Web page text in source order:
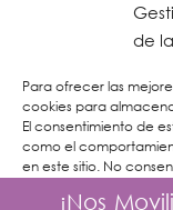
de
Para ofrecer las
cookies para
El consentimiento de
como el
en este sitio. No
#EnColectiva
parte del
refugiadas,
victimas
Género.
¡Nos